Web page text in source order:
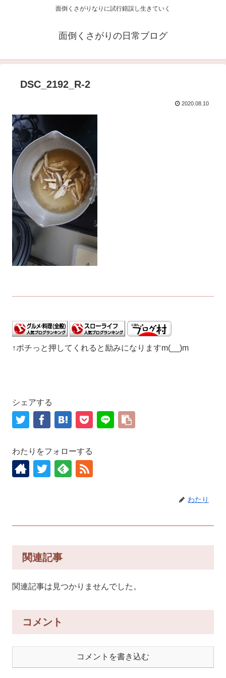
面倒くさがりなりに試行錯誤し生きていく
面倒くさがりの日常ブログ
DSC_2192_R-2
2020.08.10
↑ポチっと押してくれると励みになりますm(__)m
シェアする
わたりをフォローする
わたり
関連記事
関連記事は見つかりませんでした。
コメント
コメントを書き込む